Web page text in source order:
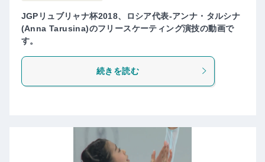
JGPリュブリャナ杯2018、ロシア代表-アンナ・タルシナ
(Anna Tarusina)のフリースケーティング演技の動画で
す。
続きを読む